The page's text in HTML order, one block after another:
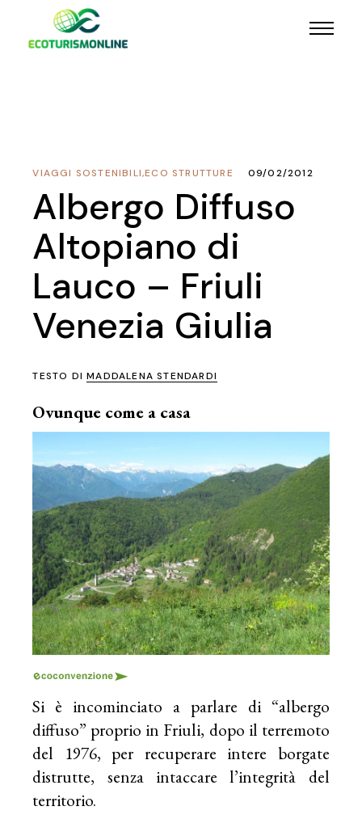
ECO STRUTTURE
,
VIAGGI SOSTENIBILI 09/02/2012
Albergo Diffuso
Altopiano di
Lauco – Friuli
Venezia Giulia
TESTO DIMADDALENA STENDARDI
Ovunque come a casa
Si è incominciato a parlare di “albergo
diffuso” proprio in Friuli, dopo il terremoto
del 1976, per recuperare intere borgate
distrutte, senza intaccare l’integrità del
territorio.